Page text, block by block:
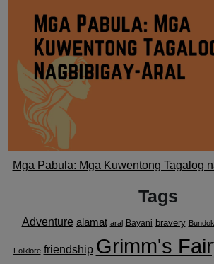
Mga Pabula: Mga Kuwentong Tagalog
Tags
Adventure alamat aral Bayani bravery Bundok
Folklore friendship Grimm's